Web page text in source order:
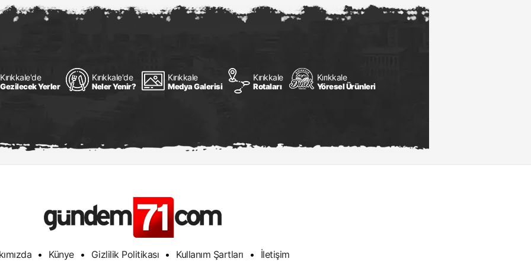
Kırıkkale'de
Gezilecek Yerler
Kırıkkale'de
Neler Yenir?
Kırıkkale
Medya Galerisi
Kırıkkale
Rotaları
Kırıkkale
Yöresel Ürünleri
• Künye • Gizlilik Politikası • Kullanım Şartları • İletişim